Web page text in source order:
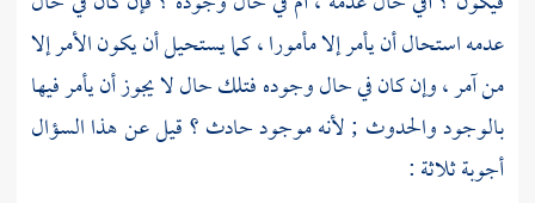
عدمه استحال أن يأمر إلا مأمورا ، كما يستحيل أن يكون الأمر إلا
من آمر ، وإن كان في حال وجوده فتلك حال لا يجوز أن يأمر فيها
بالوجود والحدوث ; لأنه موجود حادث ؟ قيل عن هذا السؤال
أجوبة ثلاثة :